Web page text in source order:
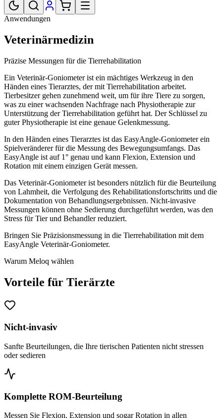
Anwendungen
Veterinärmedizin
Präzise Messungen für die Tierrehabilitation
Ein Veterinär-Goniometer ist ein mächtiges Werkzeug in den
Händen eines Tierarztes, der mit Tierrehabilitation arbeitet.
Tierbesitzer gehen zunehmend weit, um für ihre Tiere zu sorgen,
was zu einer wachsenden Nachfrage nach Physiotherapie zur
Unterstützung der Tierrehabilitation geführt hat. Der Schlüssel zu
guter Physiotherapie ist eine genaue Gelenkmessung.
In den Händen eines Tierarztes ist das EasyAngle-Goniometer ein
Spielveränderer für die Messung des Bewegungsumfangs. Das
EasyAngle ist auf 1° genau und kann Flexion, Extension und
Rotation mit einem einzigen Gerät messen.
Das Veterinär-Goniometer ist besonders nützlich für die Beurteilung
von Lahmheit, die Verfolgung des Rehabilitationsfortschritts und die
Dokumentation von Behandlungsergebnissen. Nicht-invasive
Messungen können ohne Sedierung durchgeführt werden, was den
Stress für Tier und Behandler reduziert.
Bringen Sie Präzisionsmessung in die Tierrehabilitation mit dem
EasyAngle Veterinär-Goniometer.
Warum Meloq wählen
Vorteile für Tierärzte
Nicht-invasiv
Sanfte Beurteilungen, die Ihre tierischen Patienten nicht stressen
oder sedieren
Komplette ROM-Beurteilung
Messen Sie Flexion, Extension und sogar Rotation in allen